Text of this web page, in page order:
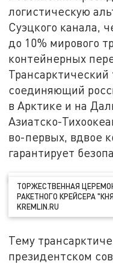
логистическую
Суэцкого канала,
до 10% мирового
контейнерных
соединяющий
в Арктике и на
Азиатско-
во-первых, вдвое
гарантирует
ТОРЖЕСТВЕННАЯ
РАКЕТНОГО КРЕЙСЕРА
KREMLIN.RU
Тему
президентском